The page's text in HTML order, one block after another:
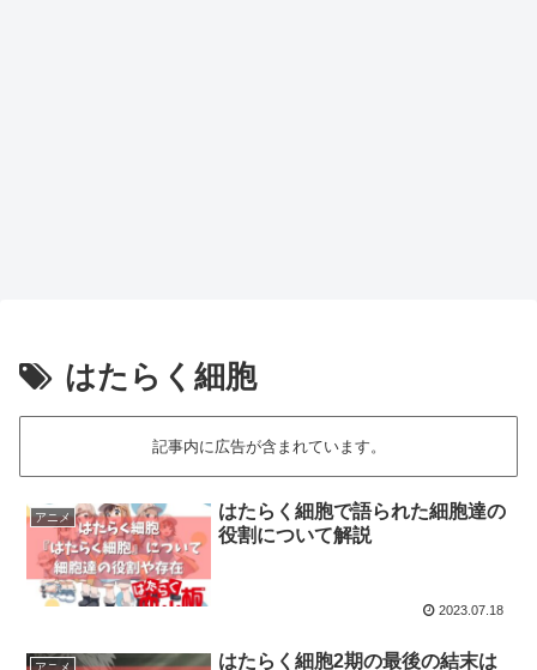
はたらく細胞
記事内に広告が含まれています。
アニメ
はたらく細胞で語られた細胞達の
役割について解説
2023.07.18
アニメ はたらく細胞2期の最後の結末は